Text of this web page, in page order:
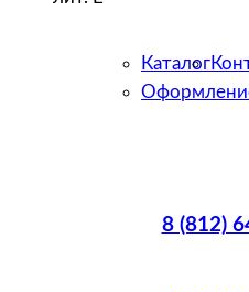
Каталог
8 (812)